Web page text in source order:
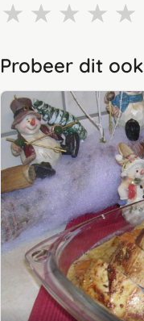
★ ★ ★ ★ ★
Probeer dit ook